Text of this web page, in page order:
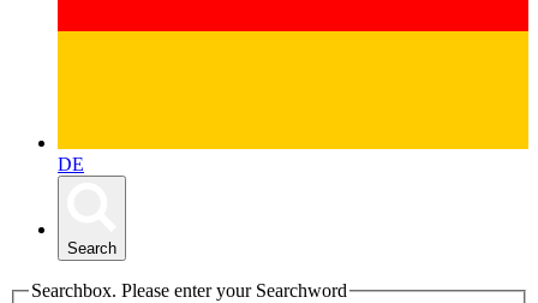
DE
Search
Searchbox. Please enter your Searchword